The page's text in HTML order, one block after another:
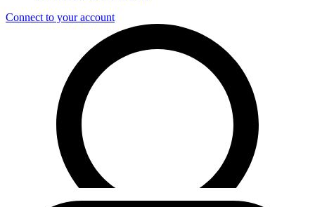
Connect to your account